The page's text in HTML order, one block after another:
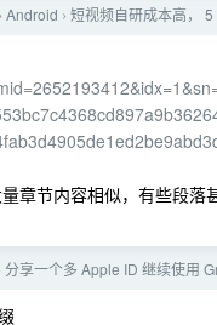
› Android › 短视频自研成本高，
章节内容相似，有些段
分享一个多 Apple ID 继续使用